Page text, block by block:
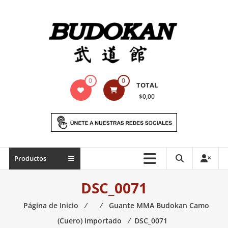
Indumentaria
marciales
Todo
necesario
0 0 TOTAL
$0,00
Productos
DSC_0071
Página de Inicio ⁄ ⁄
Guante MMA Budokan Camo
(Cuero) Importado
⁄ DSC_0071